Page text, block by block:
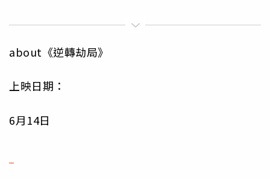
about《逆轉劫局》
上映日期：
6月14日